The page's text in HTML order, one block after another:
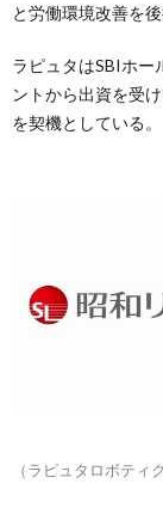
と労働環境改善を後
ラピュタはSBIホー
ントから出資を受
を契機としている。
（ラピュタロボティ